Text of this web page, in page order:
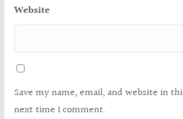
Website
Save my name, email, and website in
next time I comment.